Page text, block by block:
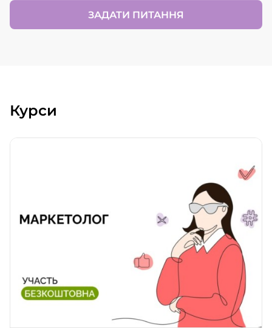
ЗАДАТИ ПИТАННЯ
Курси